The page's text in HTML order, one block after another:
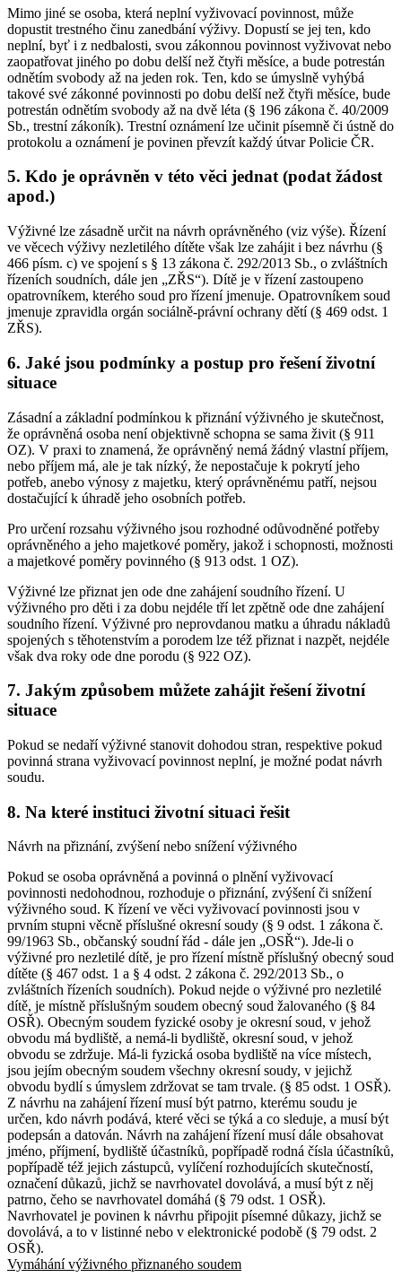
Mimo jiné se osoba, která neplní vyživovací povinnost, může
dopustit trestného činu zanedbání výživy. Dopustí se jej ten, kdo
neplní, byť i z nedbalosti, svou zákonnou povinnost vyživovat nebo
zaopatřovat jiného po dobu delší než čtyři měsíce, a bude potrestán
odnětím svobody až na jeden rok. Ten, kdo se úmyslně vyhýbá
takové své zákonné povinnosti po dobu delší než čtyři měsíce, bude
potrestán odnětím svobody až na dvě léta (§ 196 zákona č. 40/2009
Sb., trestní zákoník). Trestní oznámení lze učinit písemně či ústně do
protokolu a oznámení je povinen převzít každý útvar Policie ČR.
5. Kdo je oprávněn v této věci jednat (podat žádost
apod.)
Výživné lze zásadně určit na návrh oprávněného (viz výše). Řízení
ve věcech výživy nezletilého dítěte však lze zahájit i bez návrhu (§
466 písm. c) ve spojení s § 13 zákona č. 292/2013 Sb., o zvláštních
řízeních soudních, dále jen „ZŘS“). Dítě je v řízení zastoupeno
opatrovníkem, kterého soud pro řízení jmenuje. Opatrovníkem soud
jmenuje zpravidla orgán sociálně-právní ochrany dětí (§ 469 odst. 1
ZŘS).
6. Jaké jsou podmínky a postup pro řešení životní
situace
Zásadní a základní podmínkou k přiznání výživného je skutečnost,
že oprávněná osoba není objektivně schopna se sama živit (§ 911
OZ). V praxi to znamená, že oprávněný nemá žádný vlastní příjem,
nebo příjem má, ale je tak nízký, že nepostačuje k pokrytí jeho
potřeb, anebo výnosy z majetku, který oprávněnému patří, nejsou
dostačující k úhradě jeho osobních potřeb.
Pro určení rozsahu výživného jsou rozhodné odůvodněné potřeby
oprávněného a jeho majetkové poměry, jakož i schopnosti, možnosti
a majetkové poměry povinného (§ 913 odst. 1 OZ).
Výživné lze přiznat jen ode dne zahájení soudního řízení. U
výživného pro děti i za dobu nejdéle tří let zpětně ode dne zahájení
soudního řízení. Výživné pro neprovdanou matku a úhradu nákladů
spojených s těhotenstvím a porodem lze též přiznat i nazpět, nejdéle
však dva roky ode dne porodu (§ 922 OZ).
7. Jakým způsobem můžete zahájit řešení životní
situace
Pokud se nedaří výživné stanovit dohodou stran, respektive pokud
povinná strana vyživovací povinnost neplní, je možné podat návrh
soudu.
8. Na které instituci životní situaci řešit
Návrh na přiznání, zvýšení nebo snížení výživného
Pokud se osoba oprávněná a povinná o plnění vyživovací
povinnosti nedohodnou, rozhoduje o přiznání, zvýšení či snížení
výživného soud. K řízení ve věci vyživovací povinnosti jsou v
prvním stupni věcně příslušné okresní soudy (§ 9 odst. 1 zákona č.
99/1963 Sb., občanský soudní řád - dále jen „OSŘ“). Jde-li o
výživné pro nezletilé dítě, je pro řízení místně příslušný obecný soud
dítěte (§ 467 odst. 1 a § 4 odst. 2 zákona č. 292/2013 Sb., o
zvláštních řízeních soudních). Pokud nejde o výživné pro nezletilé
dítě, je místně příslušným soudem obecný soud žalovaného (§ 84
OSŘ). Obecným soudem fyzické osoby je okresní soud, v jehož
obvodu má bydliště, a nemá-li bydliště, okresní soud, v jehož
obvodu se zdržuje. Má-li fyzická osoba bydliště na více místech,
jsou jejím obecným soudem všechny okresní soudy, v jejichž
obvodu bydlí s úmyslem zdržovat se tam trvale. (§ 85 odst. 1 OSŘ).
Z návrhu na zahájení řízení musí být patrno, kterému soudu je
určen, kdo návrh podává, které věci se týká a co sleduje, a musí být
podepsán a datován. Návrh na zahájení řízení musí dále obsahovat
jméno, příjmení, bydliště účastníků, popřípadě rodná čísla účastníků,
popřípadě též jejich zástupců, vylíčení rozhodujících skutečností,
označení důkazů, jichž se navrhovatel dovolává, a musí být z něj
patrno, čeho se navrhovatel domáhá (§ 79 odst. 1 OSŘ).
Navrhovatel je povinen k návrhu připojit písemné důkazy, jichž se
dovolává, a to v listinné nebo v elektronické podobě (§ 79 odst. 2
OSŘ).
Vymáhání výživného přiznaného soudem